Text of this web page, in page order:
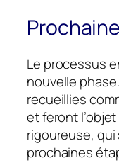
Le processus
nouvelle
recueillies
et feront
rigoureuse, qui
prochaines